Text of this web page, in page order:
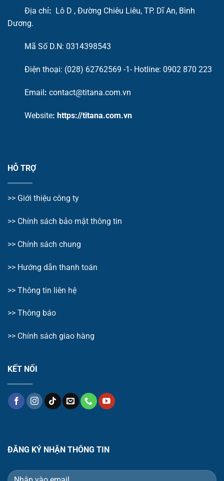
Địa chỉ: Lô D , Đường Chiêu Liêu, TP. Dĩ An, Bình
Dương.
Mã Số D.N: 0314398543
Điện thoại: (028) 62762569 -1- Hotline: 0902 870 223
Email: contact@titana.com.vn
Website: https://titana.com.vn
HỖ TRỢ
>> Giới thiệu công ty
>> Chính sách bảo mật thông tin
>> Chính sách chung
>> Hướng dẫn thanh toán
>> Thông tin liên hệ
>> Thông báo
>> Chính sách giao hàng
KẾT NỐI
ĐĂNG KÝ NHẬN THÔNG TIN